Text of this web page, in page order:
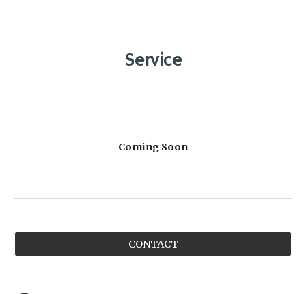
Service
Coming Soon
CONTACT